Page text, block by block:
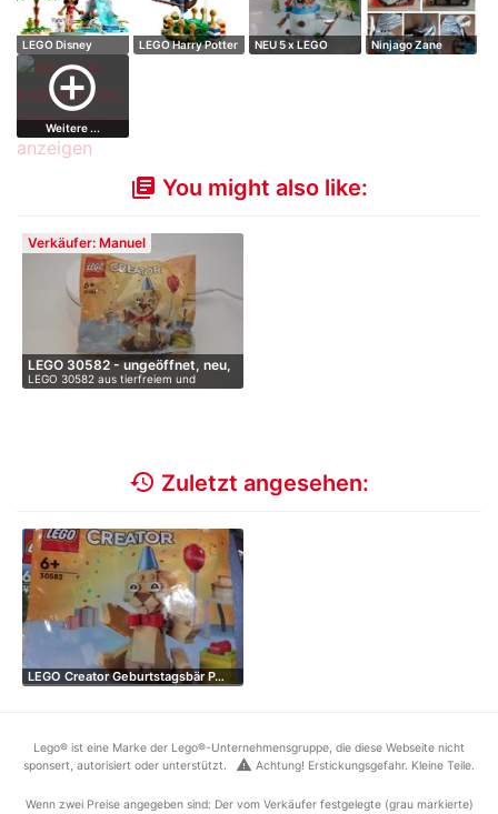
LEGO Disney
Moana Satz
LEGO Harry Potter
NEU 5 x LEGO
Ninjago Zane
add_circle_outline
Weitere ...
library_books You might also like:
Verkäufer: Manuel
LEGO 30582 - ungeöffnet, neu,
…
LEGO 30582 aus tierfreiem und
raucherfr…
history Zuletzt angesehen:
LEGO Creator Geburtstagsbär P…
Lego® ist eine Marke der Lego®-Unternehmensgruppe, die diese Webseite nicht
sponsert, autorisiert oder unterstützt.
warning Achtung! Erstickungsgefahr. Kleine Teile.
Wenn zwei Preise angegeben sind: Der vom Verkäufer festgelegte (grau markierte)